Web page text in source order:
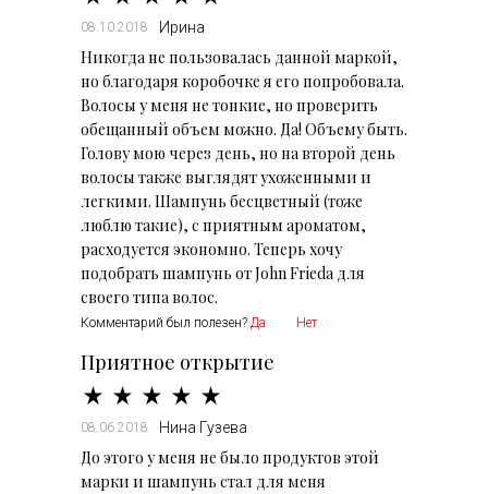
08.10.2018 Ирина
Никогда не пользовалась данной маркой,
но благодаря коробочке я его попробовала.
Волосы у меня не тонкие, но проверить
обещанный объем можно. Да! Объему быть.
Голову мою через день, но на второй день
волосы также выглядят ухоженными и
легкими. Шампунь бесцветный (тоже
люблю такие), с приятным ароматом,
расходуется экономно. Теперь хочу
подобрать шампунь от John Frieda для
своего типа волос.
Комментарий был полезен? Да Нет
Приятное открытие
08.06.2018 Нина Гузева
До этого у меня не было продуктов этой
марки и шампунь стал для меня